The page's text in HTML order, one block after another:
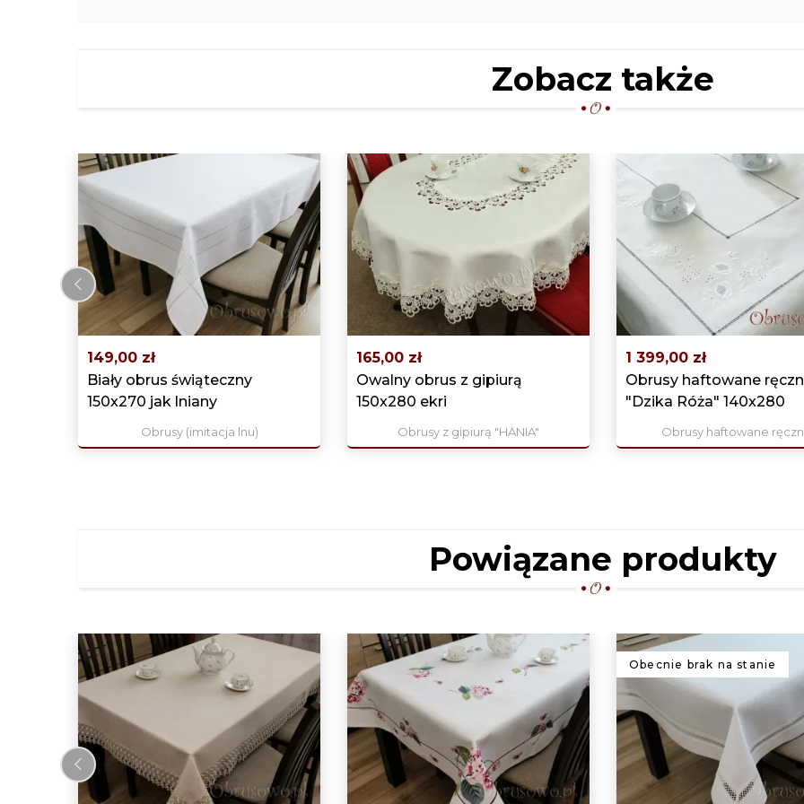
Zobacz także
149,00 zł
Biały obrus świąteczny
150x270 jak lniany
Obrusy (imitacja lnu)
165,00 zł
Owalny obrus z gipiurą
150x280 ekri
Obrusy z gipiurą "HANIA"
1 399,00 zł
Obrusy haftowane
"Dzika Róża" 140x280
Obrusy haftowane
Powiązane produkty
Obecnie brak na stanie